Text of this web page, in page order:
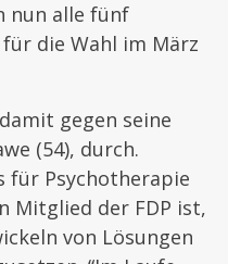
nun alle fünf
die Wahl im März
gegen seine
(54), durch.
für Psychotherapie
Mitglied der FDP ist,
von Lösungen